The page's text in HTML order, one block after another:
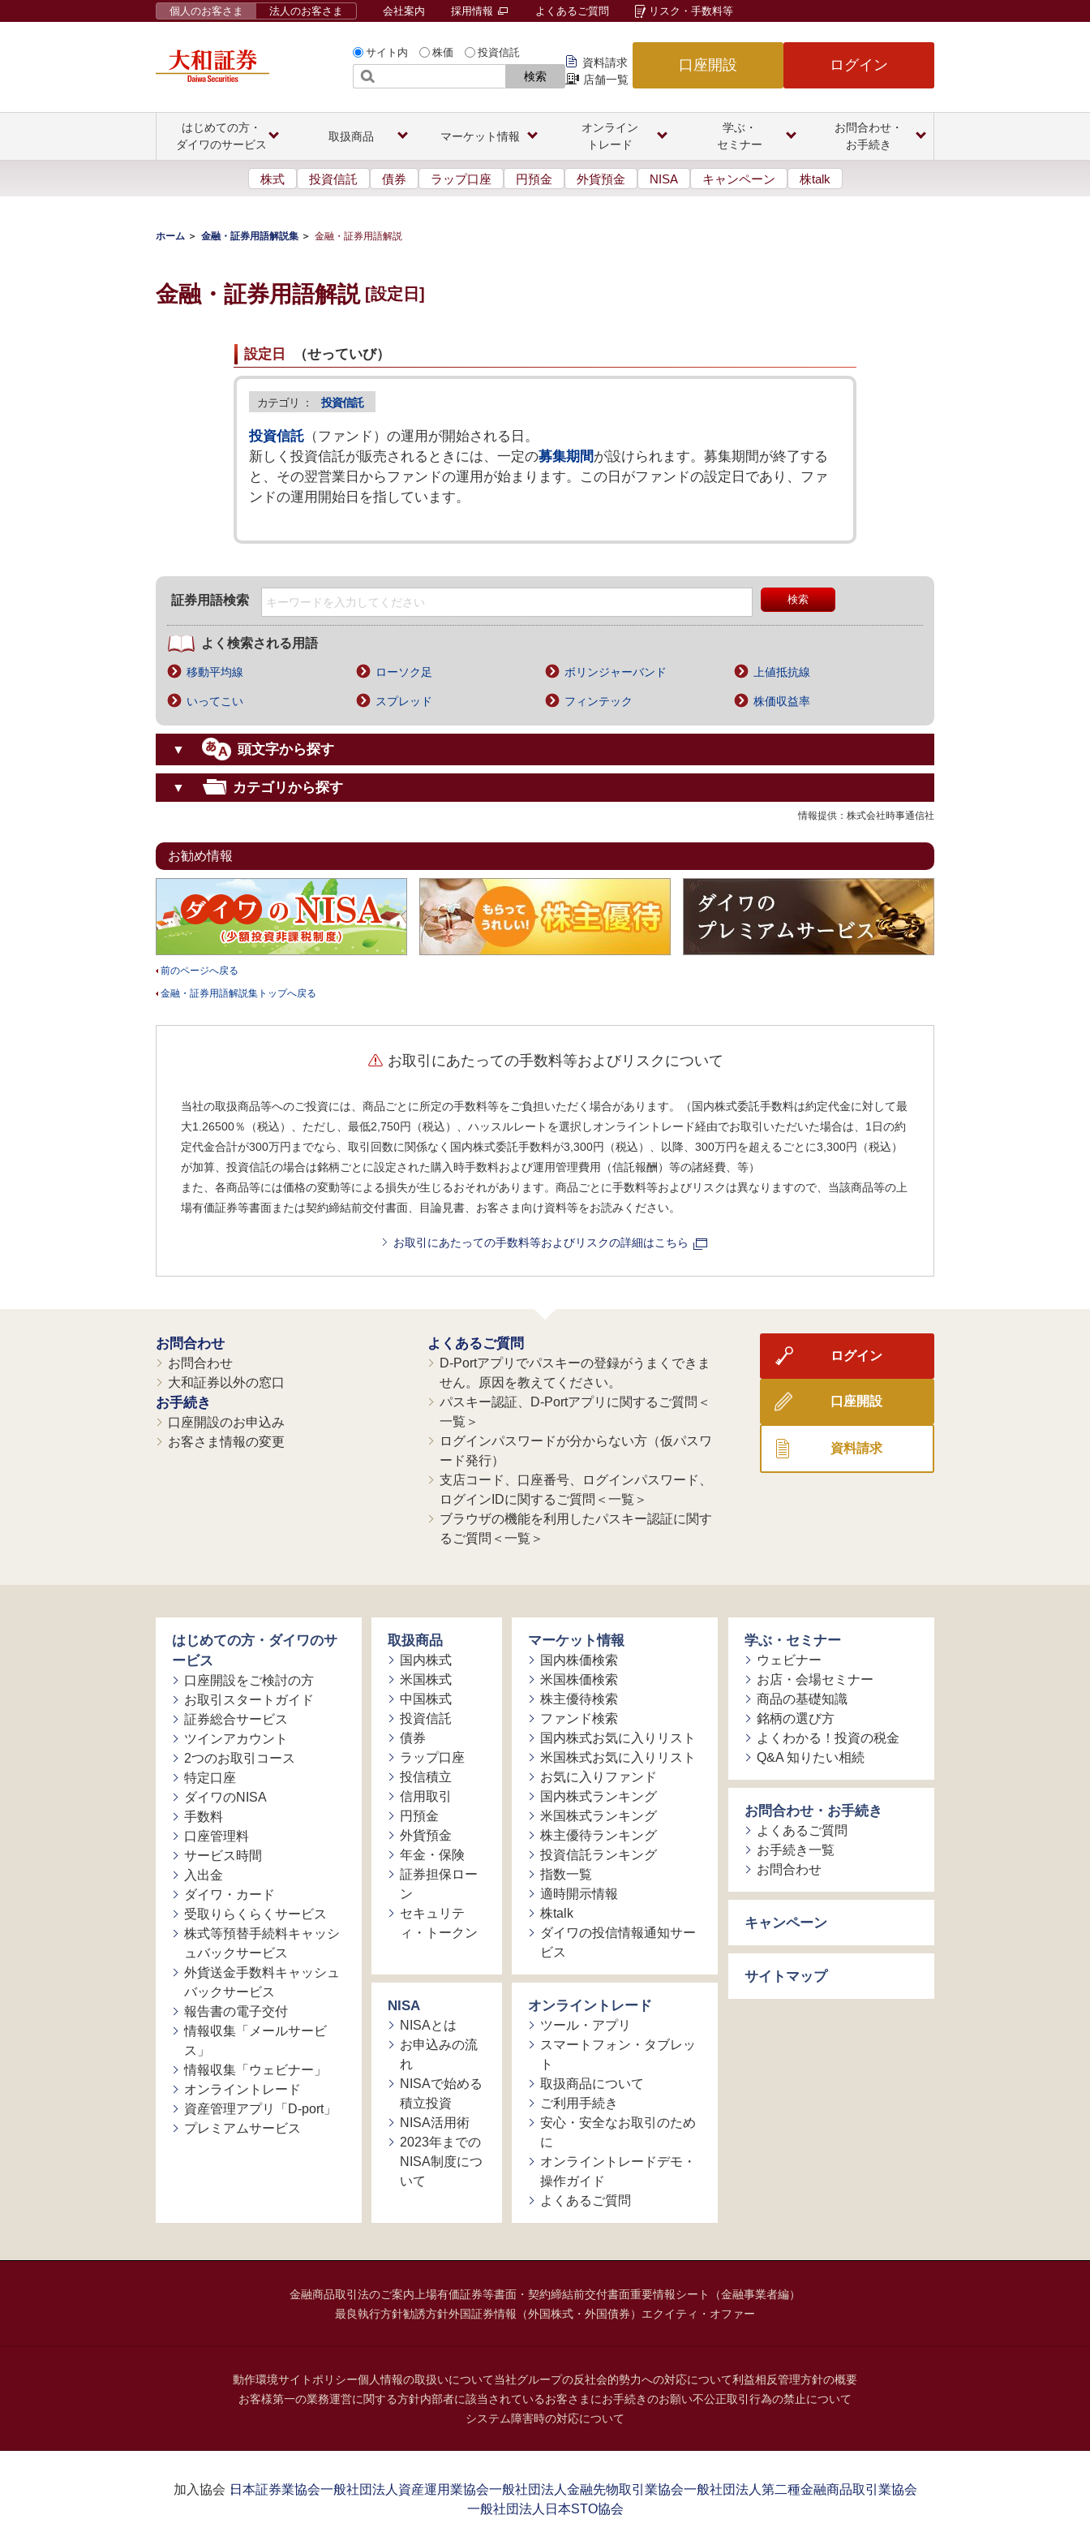
サイト内 株価 投資信託
検索
資料請求
店舗一覧
口座開設 ログイン
個人のお客さま 法人のお客さま 会社案内 採用情報 よくあるご質問 リスク・手数料等
はじめての方・
ダイワのサービス
取扱商品 マーケット情報
オンライン
トレード
学ぶ・
セミナー
お問合わせ・
お手続き
株式 投資信託 債券 ラップ口座 円預金 外貨預金 NISA キャンペーン 株talk
ホーム 金融・証券用語解説集 金融・証券用語解説
金融・証券用語解説 [設定日]
設定日 （せっていび）
カテゴリ ： 投資信託
投資信託 （ファンド）の運用が開始される日。
新しく投資信託が販売されるときには、一定の募集期間が設けられます。募集期間が終了する
と、その翌営業日からファンドの運用が始まります。この日がファンドの設定日であり、ファ
ンドの運用開始日を指しています。
証券用語検索
よく検索される用語
移動平均線 ローソク足 ボリンジャーバンド 上値抵抗線
いってこい スプレッド フィンテック 株価収益率
▼ 頭文字から探す
▼ カテゴリから探す
情報提供：株式会社時事通信社
お勧め情報
前のページへ戻る
金融・証券用語解説集トップへ戻る
お取引にあたっての手数料等およびリスクについて
当社の取扱商品等へのご投資には、商品ごとに所定の手数料等をご負担いただく場合があります。（国内株式委託手数料は約定代金に対して最
大1.26500％（税込）、ただし、最低2,750円（税込）、ハッスルレートを選択しオンライントレード経由でお取引いただいた場合は、1日の約
定代金合計が300万円までなら、取引回数に関係なく国内株式委託手数料が3,300円（税込）、以降、300万円を超えるごとに3,300円（税込）
が加算、投資信託の場合は銘柄ごとに設定された購入時手数料および運用管理費用（信託報酬）等の諸経費、等）
また、各商品等には価格の変動等による損失が生じるおそれがあります。商品ごとに手数料等およびリスクは異なりますので、当該商品等の上
場有価証券等書面または契約締結前交付書面、目論見書、お客さま向け資料等をお読みください。
お取引にあたっての手数料等およびリスクの詳細はこちら
お問合わせ
お問合わせ
大和証券以外の窓口
お手続き
口座開設のお申込み
お客さま情報の変更
よくあるご質問
D-Portアプリでパスキーの登録がうまくできま
せん。原因を教えてください。
パスキー認証、D-Portアプリに関するご質問＜
一覧＞
ログインパスワードが分からない方（仮パスワ
ード発行）
支店コード、口座番号、ログインパスワード、
ログインIDに関するご質問＜一覧＞
ブラウザの機能を利用したパスキー認証に関す
るご質問＜一覧＞
ログイン
口座開設
資料請求
はじめての方・ダイワのサ
ービス
口座開設をご検討の方
お取引スタートガイド
証券総合サービス
ツインアカウント
2つのお取引コース
特定口座
ダイワのNISA
手数料
口座管理料
サービス時間
入出金
ダイワ・カード
受取りらくらくサービス
株式等預替手続料キャッシ
ュバックサービス
外貨送金手数料キャッシュ
バックサービス
報告書の電子交付
情報収集「メールサービ
ス」
情報収集「ウェビナー」
オンライントレード
資産管理アプリ「D-port」
プレミアムサービス
取扱商品
国内株式
米国株式
中国株式
投資信託
債券
ラップ口座
投信積立
信用取引
円預金
外貨預金
年金・保険
証券担保ロー
ン
セキュリテ
ィ・トークン
NISA
NISAとは
お申込みの流
れ
NISAで始める
積立投資
NISA活用術
2023年までの
NISA制度につ
いて
マーケット情報
国内株価検索
米国株価検索
株主優待検索
ファンド検索
国内株式お気に入りリスト
米国株式お気に入りリスト
お気に入りファンド
国内株式ランキング
米国株式ランキング
株主優待ランキング
投資信託ランキング
指数一覧
適時開示情報
株talk
ダイワの投信情報通知サー
ビス
オンライントレード
ツール・アプリ
スマートフォン・タブレッ
ト
取扱商品について
ご利用手続き
安心・安全なお取引のため
に
オンライントレードデモ・
操作ガイド
よくあるご質問
学ぶ・セミナー
ウェビナー
お店・会場セミナー
商品の基礎知識
銘柄の選び方
よくわかる！投資の税金
Q&A 知りたい相続
お問合わせ・お手続き
よくあるご質問
お手続き一覧
お問合わせ
キャンペーン
サイトマップ
金融商品取引法のご案内 上場有価証券等書面・契約締結前交付書面重要情報シート（金融事業者編）
最良執行方針勧誘方針外国証券情報（外国株式・外国債券） エクイティ・オファー
動作環境サイトポリシー個人情報の取扱いについて当社グループの反社会的勢力への対応について利益相反管理方針の概要
お客様第一の業務運営に関する方針内部者に該当されているお客さまにお手続きのお願い不公正取引行為の禁止について
システム障害時の対応について
加入協会：日本証券業協会一般社団法人資産運用業協会一般社団法人金融先物取引業協会一般社団法人第二種金融商品取引業協会
一般社団法人日本STO協会